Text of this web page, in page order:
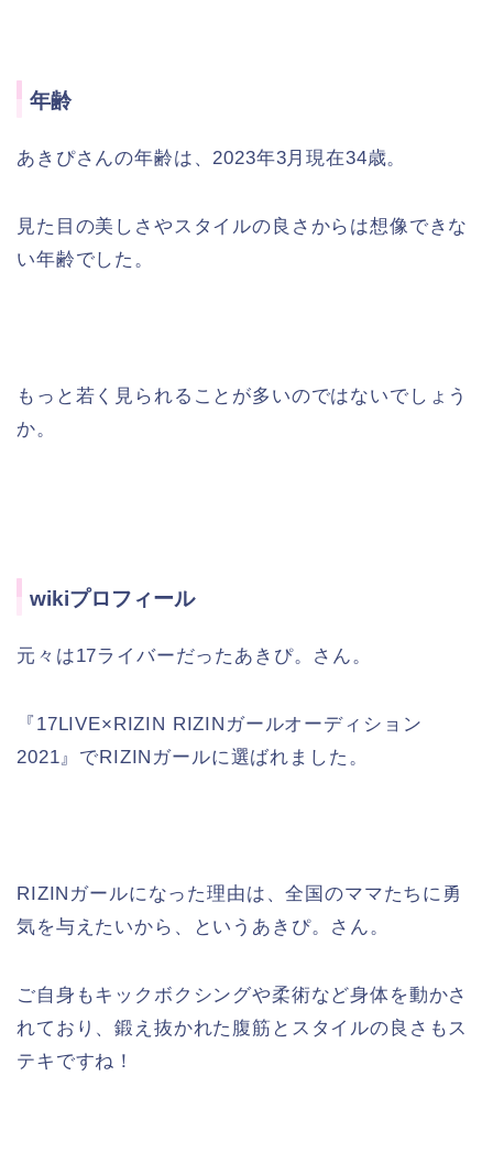
年齢
あきぴさんの年齢は、2023年3月現在34歳。
見た目の美しさやスタイルの良さからは想像できな
い年齢でした。
もっと若く見られることが多いのではないでしょう
か。
wikiプロフィール
元々は17ライバーだったあきぴ。さん。
『17LIVE×RIZIN RIZINガールオーディション
2021』でRIZINガールに選ばれました。
RIZINガールになった理由は、全国のママたちに勇
気を与えたいから、というあきぴ。さん。
ご自身もキックボクシングや柔術など身体を動かさ
れており、鍛え抜かれた腹筋とスタイルの良さもス
テキですね！